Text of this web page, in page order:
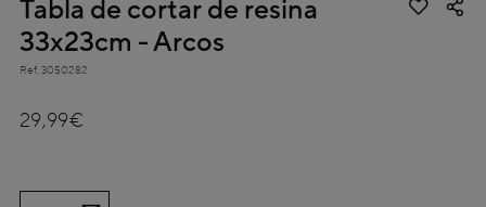
Tabla de cortar de resina
33x23cm - Arcos
Ref. 3050282
29,99€